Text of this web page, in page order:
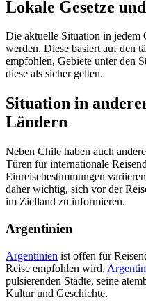
Lokale Gesetze
Die aktuelle Situation in jedem
werden. Diese basiert auf den
empfohlen, Gebiete unter den
diese als sicher gelten.
Situation in
Ländern
Neben Chile haben auch
Türen für internationale
Einreisebestimmungen
daher wichtig, sich vor der
im Zielland zu informieren.
Argentinien
Argentinien ist offen für
Reise empfohlen wird.
pulsierenden Städte, seine
Kultur und Geschichte.